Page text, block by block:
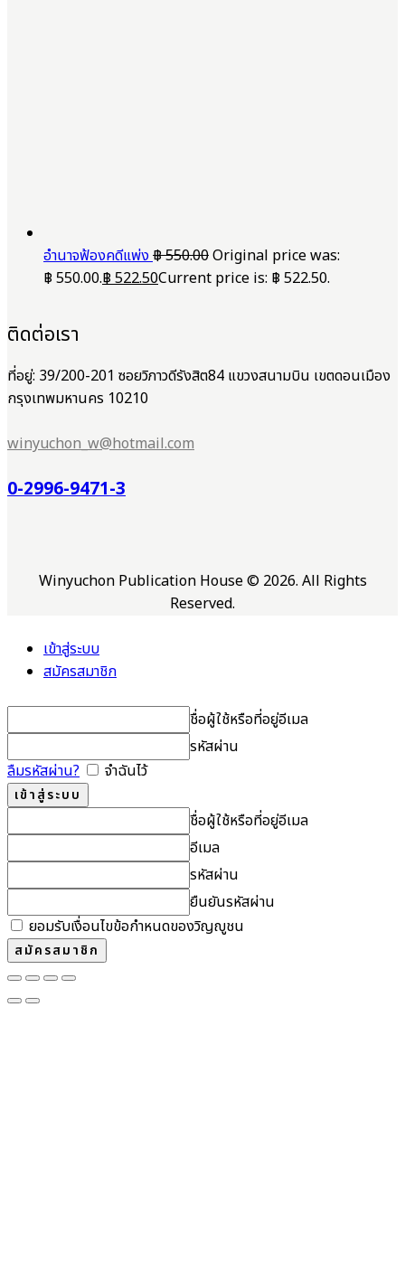
อำนาจฟ้องคดีแพ่ง฿550.00Original price was:
฿ 550.00.฿522.50Current price is: ฿ 522.50.
ติดต่อเรา
ที่อยู่: 39/200-201 ซอยวิภาวดีรังสิต84 แขวงสนามบิน เขตดอนเมือง
กรุงเทพมหานคร 10210
winyuchon_w@hotmail.com
0-2996-9471-3
Winyuchon Publication House © 2026. All Rights
Reserved.
เข้าสู่ระบบ
สมัครสมาชิก
ชื่อผู้ใช้หรือที่อยู่อีเมล
รหัสผ่าน
ลืมรหัสผ่าน?
จำฉันไว้
ชื่อผู้ใช้หรือที่อยู่อีเมล
อีเมล
รหัสผ่าน
ยืนยันรหัสผ่าน
ยอมรับเงื่อนไขข้อกำหนดของวิญญูชน